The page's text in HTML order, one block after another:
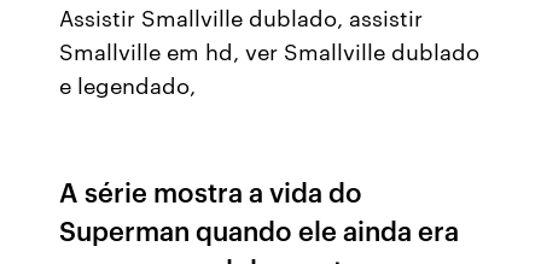
Assistir Smallville dublado, assistir
Smallville em hd, ver Smallville dublado
e legendado,
A série mostra a vida do
Superman quando ele ainda era